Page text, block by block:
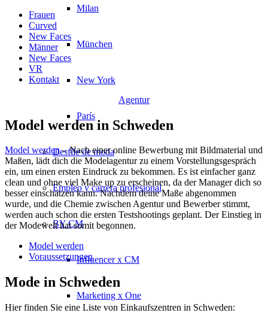
Milan
München
New York
París
Desfile de moda
Empleo y carrera profesional
BY CM
Influencer x CM
Marketing x One
Frauen
Curved
New Faces
Männer
New Faces
VR
Kontakt
Agentur
Model werden in Schweden
Model werden– Nach einer online Bewerbung mit Bildmaterial und
Maßen, lädt dich die Modelagentur zu einem Vorstellungsgespräch
ein, um einen ersten Eindruck zu bekommen. Es ist einfacher ganz
clean und ohne viel Make up zu erscheinen, da der Manager dich so
besser einschätzen kann. Nachdem deine Maße abgenommen
wurde, und die Chemie zwischen Agentur und Bewerber stimmt,
werden auch schon die ersten Testshootings geplant. Der Einstieg in
der Modewelt hat somit begonnen.
Model werden
Voraussetzungen
Mode in Schweden
Hier finden Sie eine Liste von Einkaufszentren in Schweden: